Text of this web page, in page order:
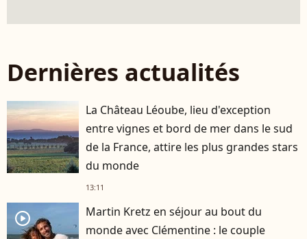
Dernières actualités
La Château Léoube, lieu d'exception
entre vignes et bord de mer dans le sud
de la France, attire les plus grandes stars
du monde
13:11
player2
Martin Kretz en séjour au bout du
monde avec Clémentine : le couple